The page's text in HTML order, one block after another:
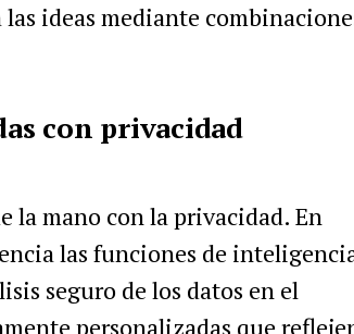
ideas mediante
con privacidad
la mano con la privacidad. En
las funciones de
seguro de los datos en el
personalizadas que